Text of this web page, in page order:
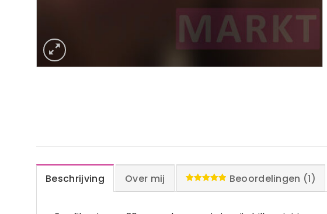
Beschrijving Over mij Beoordelingen (1)